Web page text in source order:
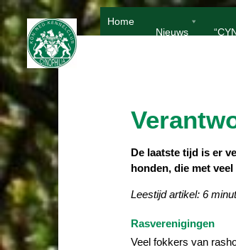
Ga
naar
de
inhoud
Home
Nieuws
De laatste tijd is er
honden, die met
Leestijd artikel: 6
Rasverenigingen
Veel fokkers van